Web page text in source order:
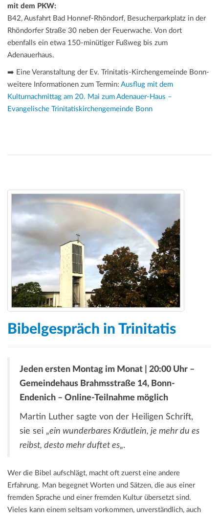
mit dem PKW:
B42, Ausfahrt Bad Honnef-Rhöndorf, Besucherparkplatz in der
Rhöndorfer Straße 30 neben der Feuerwache. Von dort
ebenfalls ein etwa 150-minütiger Fußweg bis zum
Adenauerhaus.
➡️ Eine Veranstaltung der Ev. Trinitatis-Kirchengemeinde Bonn-
weitere Informationen zum Termin: Ausflug mit dem
Kulturnachmittag am 20. Mai zum Adenauer-Haus –
Evangelische Trinitatiskirchengemeinde Bonn
Bibelgespräch in Trinitatis
Jeden ersten Montag im Monat | 20:00 Uhr –
Gemeindehaus Brahmsstraße 14, Bonn-
Endenich – Online-Teilnahme möglich
Martin Luther sagte von der Heiligen Schrift,
sie sei „ein wunderbares Kräutlein, je mehr du es
reibst, desto mehr duftet es„.
Wer die Bibel aufschlägt, macht oft zuerst eine andere
Erfahrung. Man begegnet Worten und Sätzen, die aus einer
fremden Sprache und einer fremden Kultur übersetzt sind.
Vieles kann einem seltsam vorkommen, unverständlich, auch